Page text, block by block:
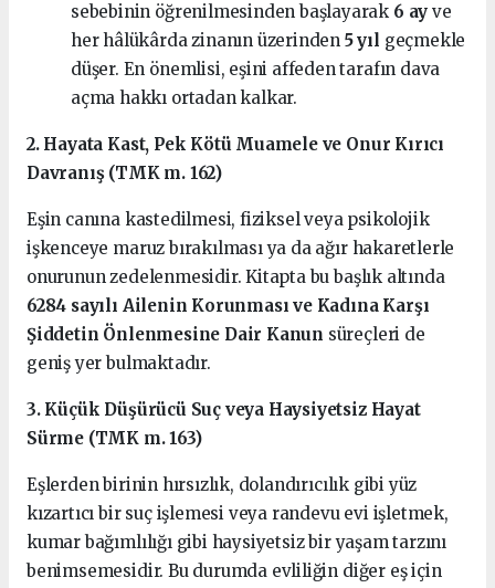
sebebinin öğrenilmesinden başlayarak 6 ay ve
her hâlükârda zinanın üzerinden 5 yıl geçmekle
düşer. En önemlisi, eşini affeden tarafın dava
açma hakkı ortadan kalkar.
2. Hayata Kast, Pek Kötü Muamele ve Onur Kırıcı
Davranış (TMK m. 162)
Eşin canına kastedilmesi, fiziksel veya psikolojik
işkenceye maruz bırakılması ya da ağır hakaretlerle
onurunun zedelenmesidir. Kitapta bu başlık altında
6284 sayılı Ailenin Korunması ve Kadına Karşı
Şiddetin Önlenmesine Dair Kanun süreçleri de
geniş yer bulmaktadır.
3. Küçük Düşürücü Suç veya Haysiyetsiz Hayat
Sürme (TMK m. 163)
Eşlerden birinin hırsızlık, dolandırıcılık gibi yüz
kızartıcı bir suç işlemesi veya randevu evi işletmek,
kumar bağımlılığı gibi haysiyetsiz bir yaşam tarzını
benimsemesidir. Bu durumda evliliğin diğer eş için